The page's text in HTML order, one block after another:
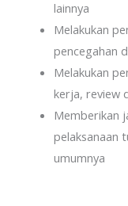
lainnya
Melakukan
pencegahan
Melakukan
kerja, review
Memberikan
pelaksanaan
umumnya